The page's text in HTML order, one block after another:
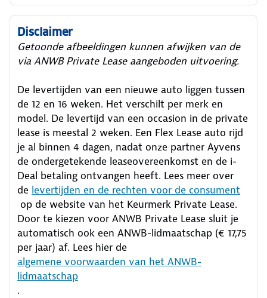
Disclaimer
Getoonde afbeeldingen kunnen afwijken van de
via ANWB Private Lease aangeboden uitvoering.
De levertijden van een nieuwe auto liggen tussen
de 12 en 16 weken. Het verschilt per merk en
model. De levertijd van een occasion in de private
lease is meestal 2 weken. Een Flex Lease auto rijd
je al binnen 4 dagen, nadat onze partner Ayvens
de ondergetekende leaseovereenkomst en de i-
Deal betaling ontvangen heeft. Lees meer over
de levertijden en de rechten voor de consument
op de website van het Keurmerk Private Lease.
Door te kiezen voor ANWB Private Lease sluit je
automatisch ook een ANWB-lidmaatschap (€ 17,75
per jaar) af. Lees hier de
algemene voorwaarden van het ANWB-
lidmaatschap
.